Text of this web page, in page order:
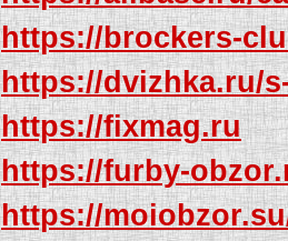
https://brockers-
https://dvizhka.ru/
https://fixmag.ru
https://furby-
https://